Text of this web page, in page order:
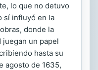
lo que no detuvo
sí influyó en la
donde la
un papel
hasta su
agosto de 1635,